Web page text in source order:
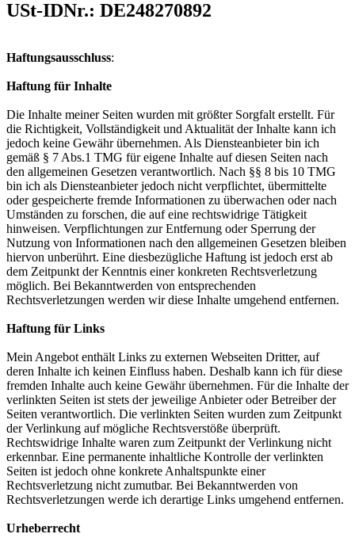
USt-IDNr.: DE248270892
Haftungsausschluss:
Haftung für Inhalte
Die Inhalte meiner Seiten wurden mit größter Sorgfalt erstellt. Für
die Richtigkeit, Vollständigkeit und Aktualität der Inhalte kann ich
jedoch keine Gewähr übernehmen. Als Diensteanbieter bin ich
gemäß § 7 Abs.1 TMG für eigene Inhalte auf diesen Seiten nach
den allgemeinen Gesetzen verantwortlich. Nach §§ 8 bis 10 TMG
bin ich als Diensteanbieter jedoch nicht verpflichtet, übermittelte
oder gespeicherte fremde Informationen zu überwachen oder nach
Umständen zu forschen, die auf eine rechtswidrige Tätigkeit
hinweisen. Verpflichtungen zur Entfernung oder Sperrung der
Nutzung von Informationen nach den allgemeinen Gesetzen bleiben
hiervon unberührt. Eine diesbezügliche Haftung ist jedoch erst ab
dem Zeitpunkt der Kenntnis einer konkreten Rechtsverletzung
möglich. Bei Bekanntwerden von entsprechenden
Rechtsverletzungen werden wir diese Inhalte umgehend entfernen.
Haftung für Links
Mein Angebot enthält Links zu externen Webseiten Dritter, auf
deren Inhalte ich keinen Einfluss haben. Deshalb kann ich für diese
fremden Inhalte auch keine Gewähr übernehmen. Für die Inhalte der
verlinkten Seiten ist stets der jeweilige Anbieter oder Betreiber der
Seiten verantwortlich. Die verlinkten Seiten wurden zum Zeitpunkt
der Verlinkung auf mögliche Rechtsverstöße überprüft.
Rechtswidrige Inhalte waren zum Zeitpunkt der Verlinkung nicht
erkennbar. Eine permanente inhaltliche Kontrolle der verlinkten
Seiten ist jedoch ohne konkrete Anhaltspunkte einer
Rechtsverletzung nicht zumutbar. Bei Bekanntwerden von
Rechtsverletzungen werde ich derartige Links umgehend entfernen.
Urheberrecht